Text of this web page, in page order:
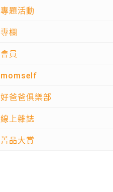
專題活動
專欄
會員
momself
好爸爸俱樂部
線上雜誌
菁品大賞